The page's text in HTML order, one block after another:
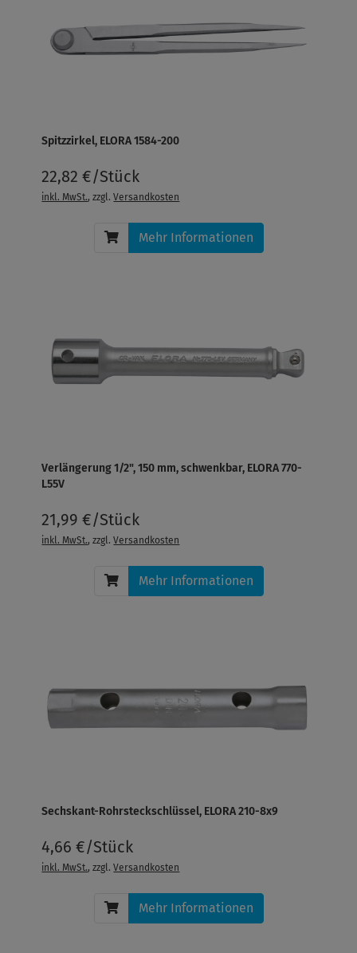
Spitzzirkel, ELORA 1584-200
22,82 €/Stück
inkl. MwSt., zzgl.Versandkosten
Mehr Informationen
Verlängerung 1/2", 150 mm, schwenkbar, ELORA 770-
L55V
21,99 €/Stück
inkl. MwSt., zzgl.Versandkosten
Mehr Informationen
Sechskant-Rohrsteckschlüssel, ELORA 210-8x9
4,66 €/Stück
inkl. MwSt., zzgl.Versandkosten
Mehr Informationen